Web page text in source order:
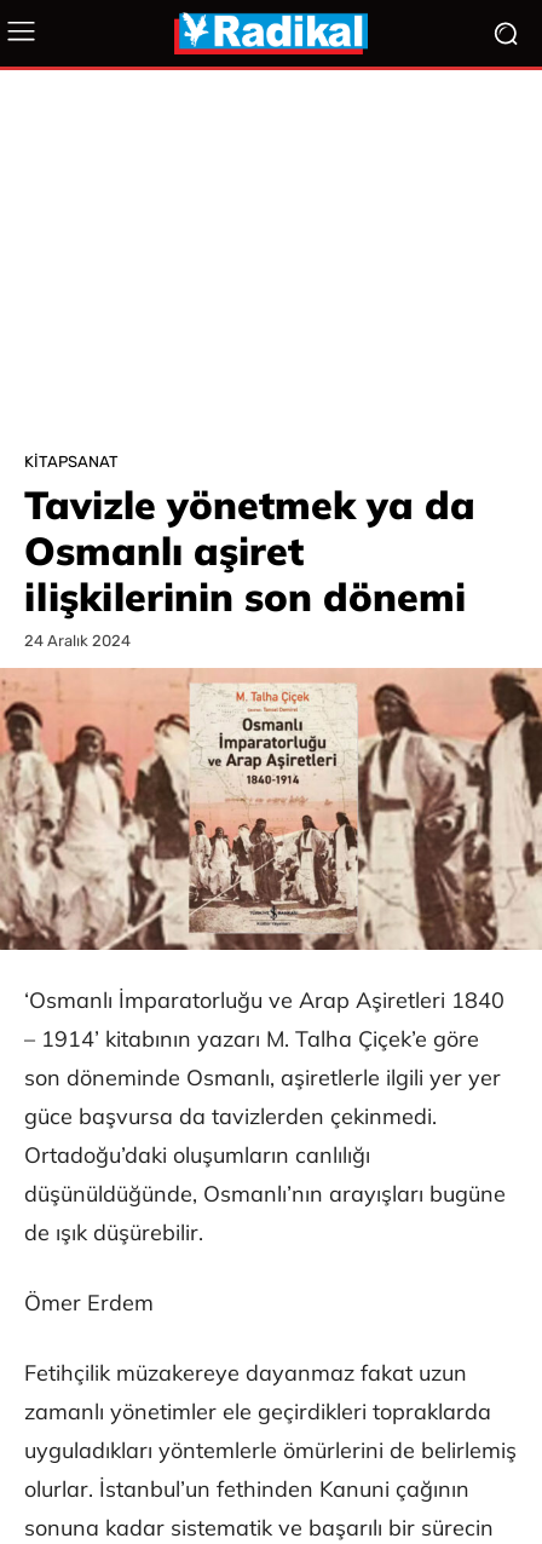
KITAPSANAT
Tavizle yönetmek ya da
Osmanlı aşiret
ilişkilerinin son dönemi
24 Aralık 2024
‘Osmanlı İmparatorluğu ve Arap Aşiretleri 1840
– 1914’ kitabının yazarı M. Talha Çiçek’e göre
son döneminde Osmanlı, aşiretlerle ilgili yer yer
güce başvursa da tavizlerden çekinmedi.
Ortadoğu’daki oluşumların canlılığı
düşünüldüğünde, Osmanlı’nın arayışları bugüne
de ışık düşürebilir.
Ömer Erdem
Fetihçilik müzakereye dayanmaz fakat uzun
zamanlı yönetimler ele geçirdikleri topraklarda
uyguladıkları yöntemlerle ömürlerini de belirlemiş
olurlar. İstanbul’un fethinden Kanuni çağının
sonuna kadar sistematik ve başarılı bir sürecin